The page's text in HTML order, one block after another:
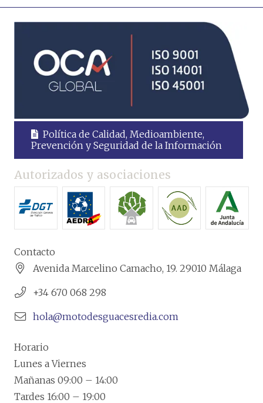
Política de Calidad, Medioambiente,
Prevención y Seguridad de la Información
Autorizados y asociaciones
Contacto
Avenida Marcelino Camacho, 19. 29010 Málaga
+34 670 068 298
hola@motodesguacesredia.com
Horario
Lunes a Viernes
Mañanas 09:00 – 14:00
Tardes 16:00 – 19:00